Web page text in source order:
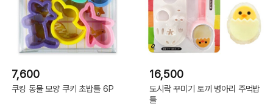
7,600
쿠킹 동물 모양 쿠키 초밥틀 6P
16,500
도시락 꾸미기 토끼 병아리 주먹밥
틀